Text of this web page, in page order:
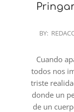
2024-
18
BY:
Cuando
todos nos
triste
donde un
de un